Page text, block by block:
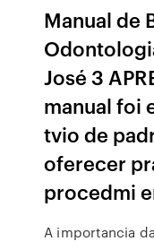
Manual de
José 3
manual foi
tvio de
oferecer
procedmi
A importancia